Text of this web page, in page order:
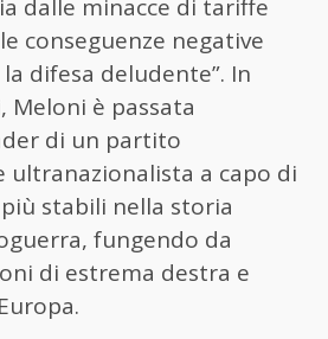
dalle minacce di tariffe
conseguenze negative
difesa deludente”. In
Meloni è passata
di un partito
ultranazionalista a capo di
stabili nella storia
fungendo da
di estrema destra e